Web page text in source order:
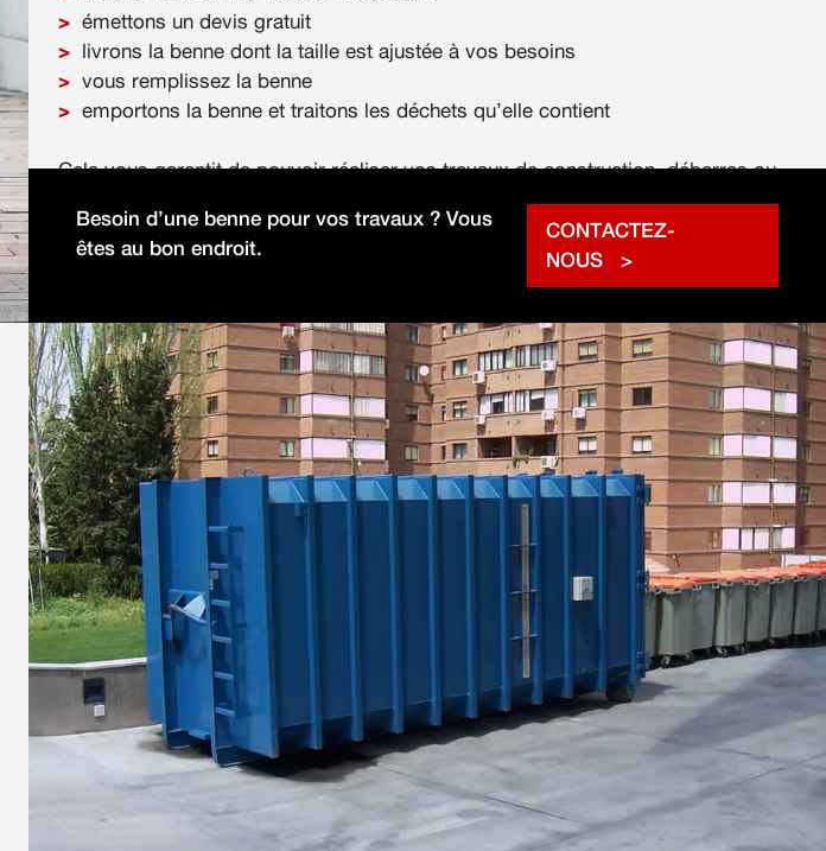
émettons un devis gratuit
livrons la benne dont la taille est ajustée à vos besoins
vous remplissez la benne
emportons la benne et traitons les déchets qu’elle contient
Cela vous garantit de pouvoir réaliser vos travaux de construction, débarras ou
Besoin d’une benne pour vos travaux ? Vous
êtes au bon endroit.
CONTACTEZ-
NOUS